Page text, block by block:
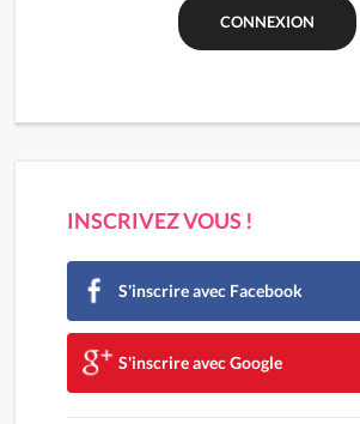
INSCRIVEZ VOUS !
S'inscrire avec Facebook
S'inscrire avec Google